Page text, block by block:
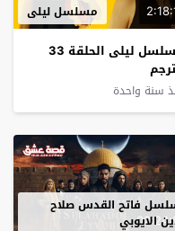
مسلسل ليلى
مسلسل ليلى الحلقة 33
سنة واحدة
فاتح القدس صلاح
الايوبي